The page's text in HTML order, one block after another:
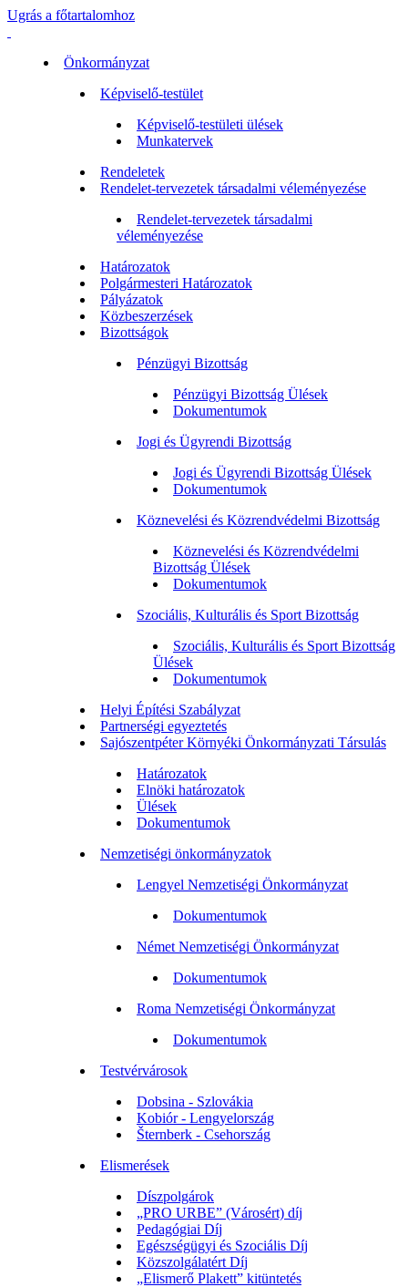
Ugrás a főtartalomhoz
Önkormányzat
Képviselő-testület
Képviselő-testületi ülések
Munkatervek
Rendeletek
Rendelet-tervezetek társadalmi véleményezése
Rendelet-tervezetek társadalmi
véleményezése
Határozatok
Polgármesteri Határozatok
Pályázatok
Közbeszerzések
Bizottságok
Pénzügyi Bizottság
Pénzügyi Bizottság Ülések
Dokumentumok
Jogi és Ügyrendi Bizottság
Jogi és Ügyrendi Bizottság Ülések
Dokumentumok
Köznevelési és Közrendvédelmi Bizottság
Köznevelési és Közrendvédelmi
Bizottság Ülések
Dokumentumok
Szociális, Kulturális és Sport Bizottság
Szociális, Kulturális és Sport Bizottság
Ülések
Dokumentumok
Helyi Építési Szabályzat
Partnerségi egyeztetés
Sajószentpéter Környéki Önkormányzati Társulás
Határozatok
Elnöki határozatok
Ülések
Dokumentumok
Nemzetiségi önkormányzatok
Lengyel Nemzetiségi Önkormányzat
Dokumentumok
Német Nemzetiségi Önkormányzat
Dokumentumok
Roma Nemzetiségi Önkormányzat
Dokumentumok
Testvérvárosok
Dobsina - Szlovákia
Kobiór - Lengyelország
Šternberk - Csehország
Elismerések
Díszpolgárok
„PRO URBE” (Városért) díj
Pedagógiai Díj
Egészségügyi és Szociális Díj
Közszolgálatért Díj
„Elismerő Plakett” kitüntetés